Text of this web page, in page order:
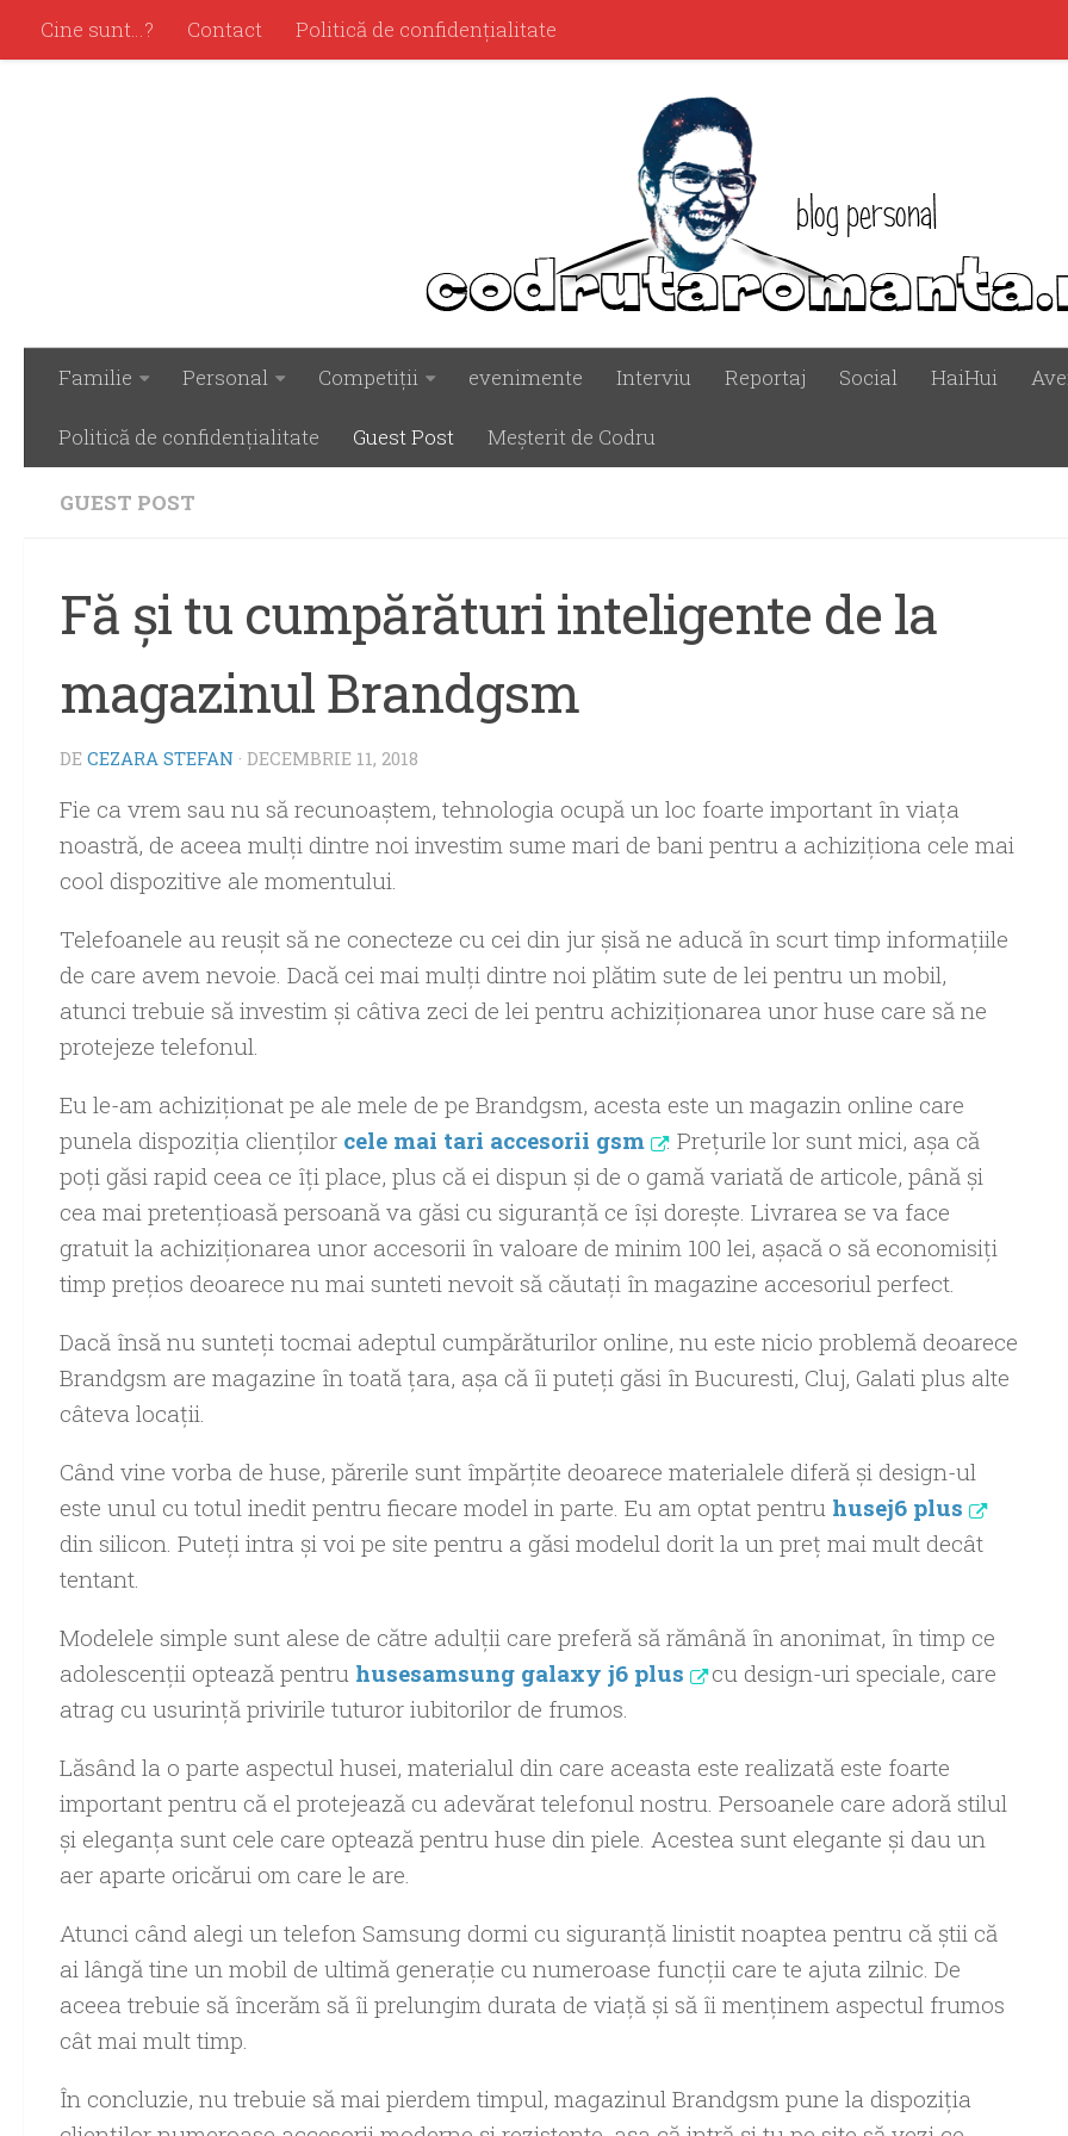
Cine sunt…? Contact Politică de confidenţialitate
Familie Personal Competiţii evenimente Interviu Reportaj Social HaiHui
Politică de confidenţialitate Guest Post Meşterit de Codru
GUEST POST
Fă şi tu cumpărături inteligente de la
magazinul Brandgsm
DE CEZARA STEFAN · DECEMBRIE 11, 2018
Fie ca vrem sau nu să recunoaştem, tehnologia ocupă un loc foarte important în viaţa
noastră, de aceea mulţi dintre noi investim sume mari de bani pentru a achiziţiona cele mai
cool dispozitive ale momentului.
Telefoanele au reuşit să ne conecteze cu cei din jur şisă ne aducă în scurt timp informaţiile
de care avem nevoie. Dacă cei mai mulţi dintre noi plătim sute de lei pentru un mobil,
atunci trebuie să investim şi câtiva zeci de lei pentru achiziţionarea unor huse care să ne
protejeze telefonul.
Eu le-am achiziţionat pe ale mele de pe Brandgsm, acesta este un magazin online care
punela dispoziţia clienţilor cele mai tari accesorii gsm
. Preţurile lor sunt mici, aşa că
poţi găsi rapid ceea ce îţi place, plus că ei dispun şi de o gamă variată de articole, până şi
cea mai pretenţioasă persoană va găsi cu siguranţă ce îşi doreşte. Livrarea se va face
gratuit la achiziţionarea unor accesorii în valoare de minim 100 lei, aşacă o să economisiţi
timp preţios deoarece nu mai sunteti nevoit să căutaţi în magazine accesoriul perfect.
Dacă însă nu sunteţi tocmai adeptul cumpărăturilor online, nu este nicio problemă deoarece
Brandgsm are magazine în toată ţara, aşa că îi puteţi găsi în Bucuresti, Cluj, Galati plus alte
câteva locaţii.
Când vine vorba de huse, părerile sunt împărţite deoarece materialele diferă şi design-ul
este unul cu totul inedit pentru fiecare model in parte. Eu am optat pentru husej6 plus
din silicon. Puteţi intra şi voi pe site pentru a găsi modelul dorit la un preţ mai mult decât
tentant.
Modelele simple sunt alese de către adulţii care preferă să rămână în anonimat, în timp ce
adolescenţii optează pentru husesamsung galaxy j6 plus
cu design-uri speciale, care
atrag cu usurinţă privirile tuturor iubitorilor de frumos.
Lăsând la o parte aspectul husei, materialul din care aceasta este realizată este foarte
important pentru că el protejează cu adevărat telefonul nostru. Persoanele care adoră stilul
şi eleganţa sunt cele care optează pentru huse din piele. Acestea sunt elegante şi dau un
aer aparte oricărui om care le are.
Atunci când alegi un telefon Samsung dormi cu siguranţă linistit noaptea pentru că ştii că
ai lângă tine un mobil de ultimă generaţie cu numeroase funcţii care te ajuta zilnic. De
aceea trebuie să încerăm să îi prelungim durata de viaţă şi să îi menţinem aspectul frumos
cât mai mult timp.
În concluzie, nu trebuie să mai pierdem timpul, magazinul Brandgsm pune la dispoziţia